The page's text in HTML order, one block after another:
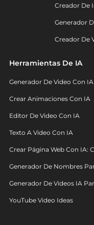
Creador De
Generador
Creador De
Herramientas De IA
Generador De Video Con IA
Crear Animaciones Con IA
Editor De Video Con IA
Texto A Video Con IA
Crear Página Web Con IA:
Generador De Nombres
Generador De Videos IA
YouTube Video Ideas